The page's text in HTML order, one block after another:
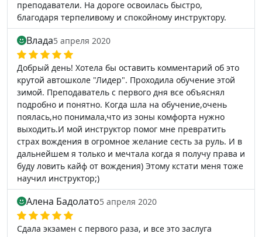
преподаватели. На дороге освоилась быстро,
благодаря терпеливому и спокойному инструктору.
Влада5 апреля 2020
Добрый день! Хотела бы оставить комментарий об это
крутой автошколе "Лидер". Проходила обучение этой
зимой. Преподаватель с первого дня все объяснял
подробно и понятно. Когда шла на обучение,очень
поялась,но понимала,что из зоны комфорта нужно
выходить.И мой инструктор помог мне превратить
страх вождения в огромное желание сесть за руль. И в
дальнейшем я только и мечтала когда я получу права и
буду ловить кайф от вождения) Этому кстати меня тоже
научил инструктор;)
Алена Бадолато5 апреля 2020
Сдала экзамен с первого раза, и все это заслуга